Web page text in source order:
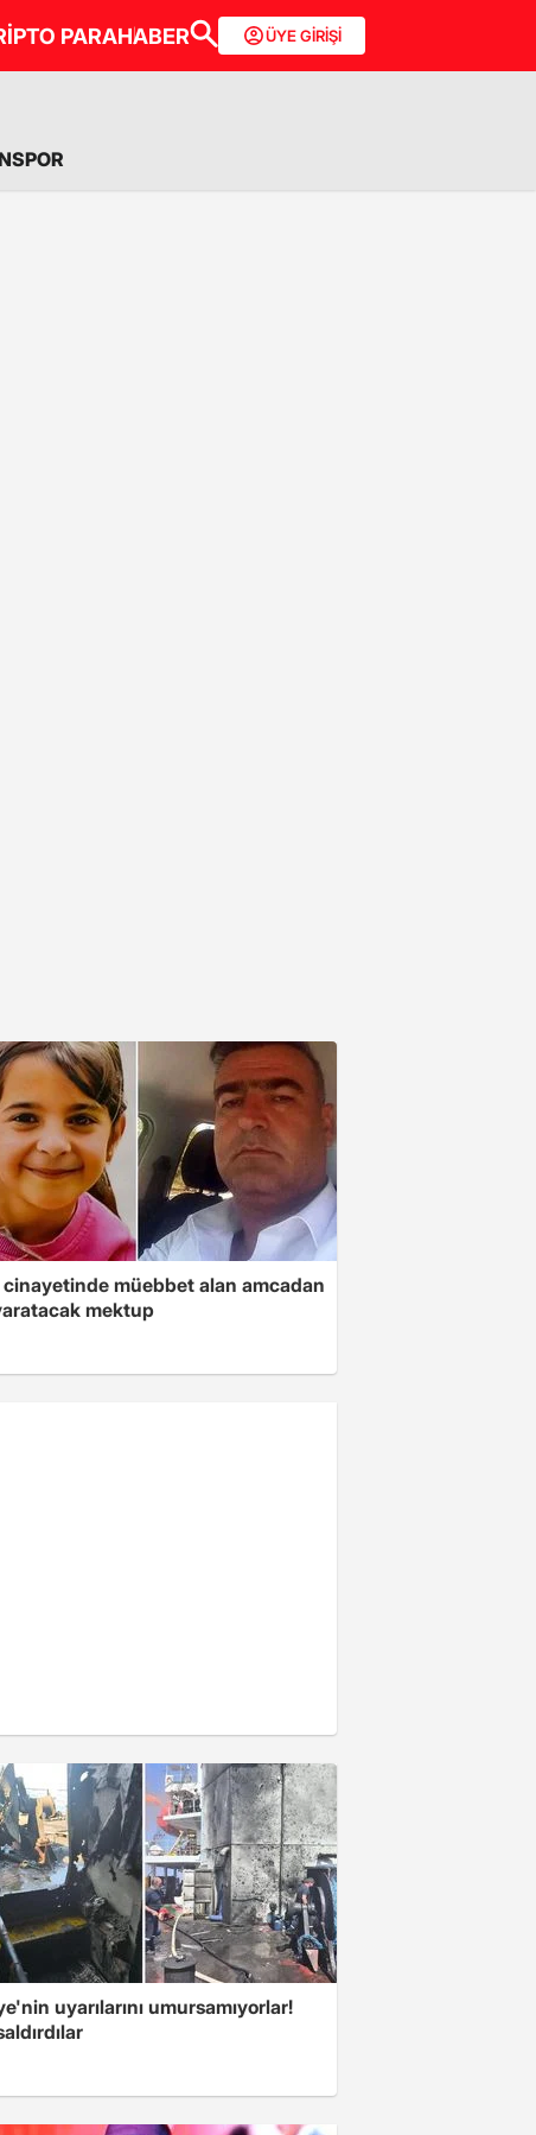
PARAHABER ÜYE GİRİŞİ
cinayetinde müebbet alan amcadan
mektup
uyarılarını umursamıyorlar!